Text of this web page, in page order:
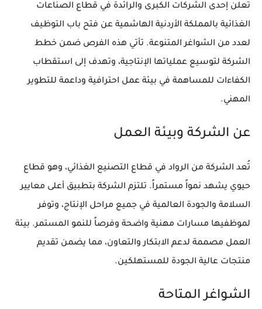
تعلن إحدى الشركات الكبرى والرائدة في قطاع الصناعات
الغذائية بالمملكة الأردنية الهاشمية عن فتح باب التوظيف
لعدد من الشواغر المتنوعة. تأتي هذه الفرص ضمن خطط
الشركة لتوسيع عملياتها الإنتاجية، وتهدف إلى استقطاب
الكفاءات للمساهمة في بيئة عمل احترافية وداعمة للتطوير
المهني.
عن الشركة وبيئة العمل
تُعد الشركة من الرواد في قطاع التصنيع الغذائي، وهو قطاع
حيوي يشهد نمواً مستمراً. تلتزم الشركة بتطبيق أعلى معايير
السلامة والجودة العالمية في جميع مراحل الإنتاج، وتوفر
لموظفيها مسارات مهنية واضحة وفرصاً للنمو المستمر. بيئة
العمل مصممة لدعم الابتكار والتعاون، مما يضمن تقديم
منتجات عالية الجودة للمستهلكين.
الشواغر المتاحة